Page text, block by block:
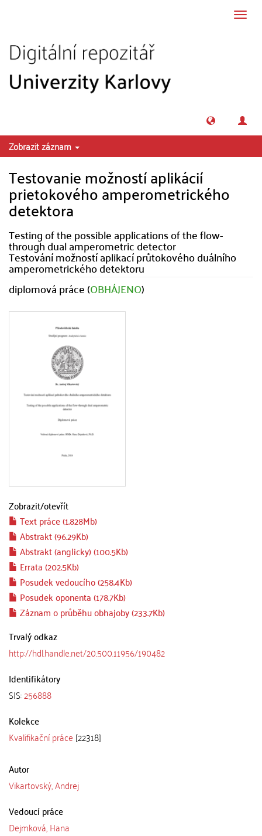
Zobrazit záznam
Testovanie možností aplikácií
prietokového amperometrického
detektora
Testing of the possible applications of the flow-
through dual amperometric detector
Testování možností aplikací průtokového duálního
amperometrického detektoru
diplomová práce (OBHÁJENO)
Zobrazit/otevřít
Text práce (1.828Mb)
Abstrakt (96.29Kb)
Abstrakt (anglicky) (100.5Kb)
Errata (202.5Kb)
Posudek vedoucího (258.4Kb)
Posudek oponenta (178.7Kb)
Záznam o průběhu obhajoby (233.7Kb)
Trvalý odkaz
http://hdl.handle.net/20.500.11956/190482
Identifikátory
SIS:256888
Kolekce
Kvalifikační práce [22318]
Autor
Vikartovský, Andrej
Vedoucí práce
Dejmková, Hana